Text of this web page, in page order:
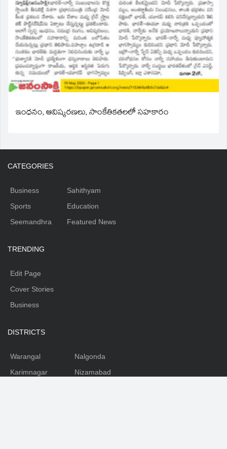
ఇంధనం, ఆవిష్కరణలు, సాంకేతికతలలో సహకారం
CATEGORIES
Business
Sports
Seemandhra
Sahithyam
Education
Featured News
TRENDING
Edit Page
Cover Stories
Business
DISTRICTS
Warangal
Karimnagar
Nalgonda
Nizamabad